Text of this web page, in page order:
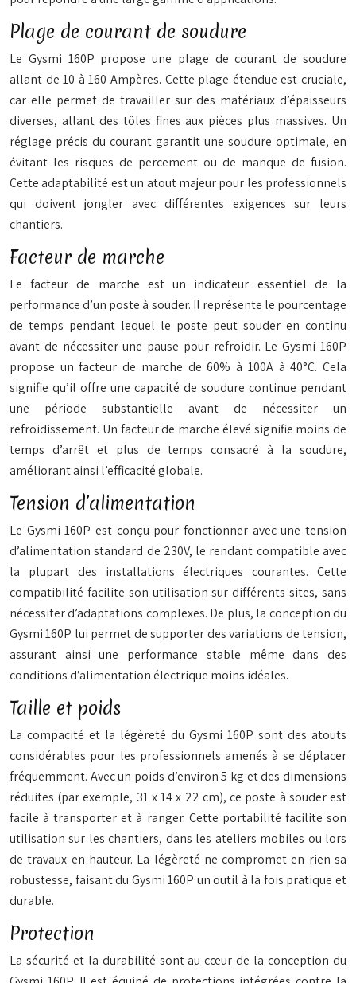
Plage de courant de soudure
Le Gysmi 160P propose une plage de courant de soudure
allant de 10 à 160 Ampères. Cette plage étendue est cruciale,
car elle permet de travailler sur des matériaux d’épaisseurs
diverses, allant des tôles fines aux pièces plus massives. Un
réglage précis du courant garantit une soudure optimale, en
évitant les risques de percement ou de manque de fusion.
Cette adaptabilité est un atout majeur pour les professionnels
qui doivent jongler avec différentes exigences sur leurs
chantiers.
Facteur de marche
Le facteur de marche est un indicateur essentiel de la
performance d’un poste à souder. Il représente le pourcentage
de temps pendant lequel le poste peut souder en continu
avant de nécessiter une pause pour refroidir. Le Gysmi 160P
propose un facteur de marche de 60% à 100A à 40°C. Cela
signifie qu’il offre une capacité de soudure continue pendant
une période substantielle avant de nécessiter un
refroidissement. Un facteur de marche élevé signifie moins de
temps d’arrêt et plus de temps consacré à la soudure,
améliorant ainsi l’efficacité globale.
Tension d’alimentation
Le Gysmi 160P est conçu pour fonctionner avec une tension
d’alimentation standard de 230V, le rendant compatible avec
la plupart des installations électriques courantes. Cette
compatibilité facilite son utilisation sur différents sites, sans
nécessiter d’adaptations complexes. De plus, la conception du
Gysmi 160P lui permet de supporter des variations de tension,
assurant ainsi une performance stable même dans des
conditions d’alimentation électrique moins idéales.
Taille et poids
La compacité et la légèreté du Gysmi 160P sont des atouts
considérables pour les professionnels amenés à se déplacer
fréquemment. Avec un poids d’environ 5 kg et des dimensions
réduites (par exemple, 31 x 14 x 22 cm), ce poste à souder est
facile à transporter et à ranger. Cette portabilité facilite son
utilisation sur les chantiers, dans les ateliers mobiles ou lors
de travaux en hauteur. La légèreté ne compromet en rien sa
robustesse, faisant du Gysmi 160P un outil à la fois pratique et
durable.
Protection
La sécurité et la durabilité sont au cœur de la conception du